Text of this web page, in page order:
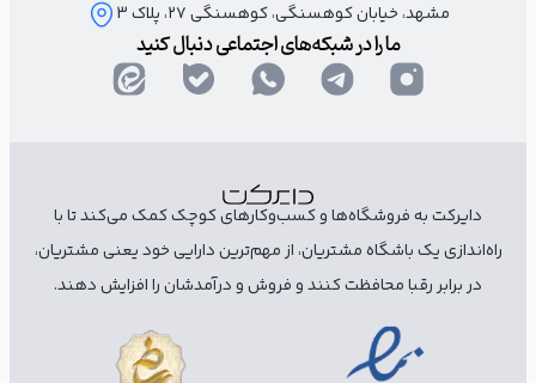
هیچ ریگی تو کفش‌های ما نیست!
کفش‌های اورجینال را با تخفیف واقعی بخرید.
مشهد، خیابان کوهسنگی، کوهسنگی ۲۷، پلاک 3
ما را در شبکه‌های اجتماعی دنبال کنید
دایرکت به فروشگاه‌ها و کسب‌وکارهای کوچک کمک می‌کند تا با
راه‌اندازی یک باشگاه مشتریان، از مهم‌ترین دارایی خود یعنی مشتریان،
در برابر رقبا محافظت کنند و فروش و درآمدشان را افزایش دهند.